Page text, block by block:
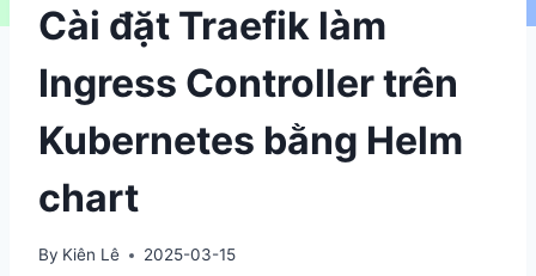
Cài đặt Traefik làm
Ingress Controller trên
Kubernetes bằng Helm
chart
By Kiên Lê 2025-03-15